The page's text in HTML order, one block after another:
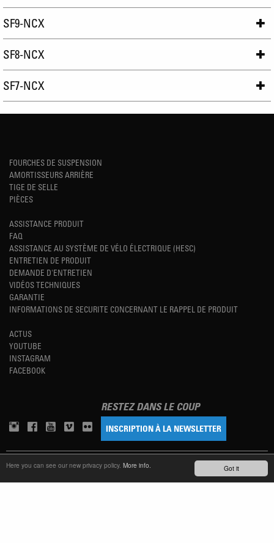
Got it
Here you can see our new privacy policy. More info.
SF9-NCX
SF8-NCX
SF7-NCX
FOURCHES DE SUSPENSION
AMORTISSEURS ARRIÈRE
TIGE DE SELLE
PIÈCES
ASSISTANCE PRODUIT
FAQ
ASSISTANCE AU SYSTÈME DE VÉLO ÉLECTRIQUE (HESC)
ENTRETIEN DE PRODUIT
DEMANDE D'ENTRETIEN
VIDÉOS TECHNIQUES
GARANTIE
INFORMATIONS DE SECURITE CONCERNANT LE RAPPEL DE PRODUIT
ACTUS
YOUTUBE
INSTAGRAM
FACEBOOK
RESTEZ DANS LE COUP
INSCRIPTION À LA NEWSLETTER
REFINED SIMPLICITY